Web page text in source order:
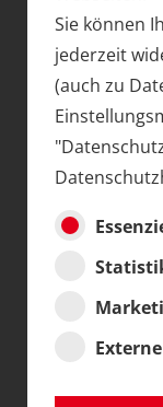
Sie können
jederzeit
(auch zu
Die
ein Stück
brachten
Hause Trix